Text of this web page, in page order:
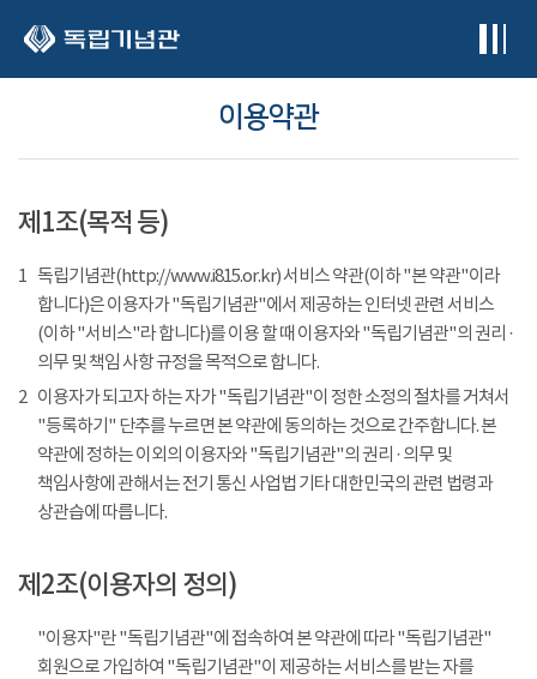
이용약관
제1조(목적 등)
1 독립기념관(http://www.i815.or.kr) 서비스 약관(이하 "본 약관"이라
합니다)은 이용자가 "독립기념관"에서 제공하는 인터넷 관련 서비스
(이하 "서비스"라 합니다)를 이용 할 때 이용자와 "독립기념관"의 권리 ·
의무 및 책임 사항 규정을 목적으로 합니다.
2 이용자가 되고자 하는 자가 "독립기념관"이 정한 소정의 절차를 거쳐서
"등록하기" 단추를 누르면 본 약관에 동의하는 것으로 간주합니다. 본
약관에 정하는 이외의 이용자와 "독립기념관"의 권리 · 의무 및
책임사항에 관해서는 전기 통신 사업법 기타 대한민국의 관련 법령과
상관습에 따릅니다.
제2조(이용자의 정의)
"이용자"란 "독립기념관"에 접속하여 본 약관에 따라 "독립기념관"
회원으로 가입하여 "독립기념관"이 제공하는 서비스를 받는 자를